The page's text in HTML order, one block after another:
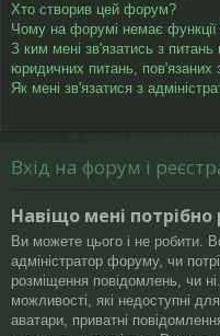
Хто створив цей форум?
Чому на форумі немає
З ким мені зв'язатись з питань
юридичних питань,
Як мені зв'язатися з
Вхід на форум і
Навіщо мені потрібно
Ви можете цього і не робити.
адміністратор форуму, чи
розміщення повідомлень, чи
можливості, які недоступні
аватари, приватні